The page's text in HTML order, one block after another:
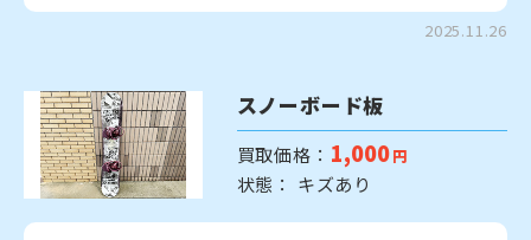
2025.11.26
スノーボード板
買取価格： 1,000 円
状態： キズあり